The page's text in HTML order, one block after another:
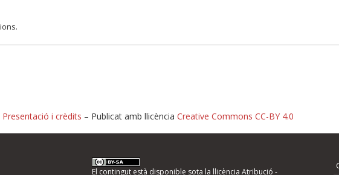
o informeu d'errors
Presentació i crèdits – Publicat amb llicència Creative Commons CC-BY 4.0
El contingut està disponible sota la llicència Atribució -